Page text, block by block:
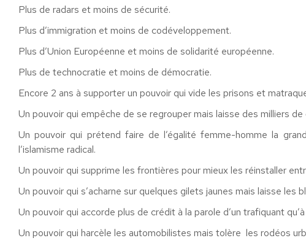
Plus de radars et moins de sécurité.
Plus d’immigration et moins de codéveloppement.
Plus d’Union Européenne et moins de solidarité européenne.
Plus de technocratie et moins de démocratie.
Encore 2 ans à supporter un pouvoir qui vide les prisons et
Un pouvoir qui empêche de se regrouper mais laisse des milliers
Un pouvoir qui prétend faire de l’égalité femme-homme la
l’islamisme radical.
Un pouvoir qui supprime les frontières pour mieux les réinstaller
Un pouvoir qui s’acharne sur quelques gilets jaunes mais laisse les
Un pouvoir qui accorde plus de crédit à la parole d’un trafiquant
Un pouvoir qui harcèle les automobilistes mais tolère les rodéos